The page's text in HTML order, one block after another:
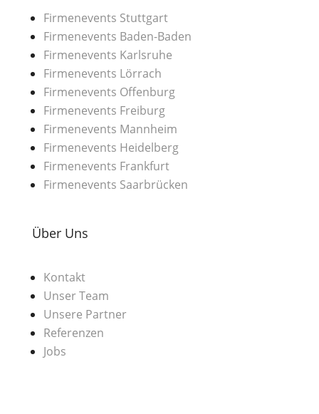
Firmenevents Stuttgart
Firmenevents Baden-Baden
Firmenevents Karlsruhe
Firmenevents Lörrach
Firmenevents Offenburg
Firmenevents Freiburg
Firmenevents Mannheim
Firmenevents Heidelberg
Firmenevents Frankfurt
Firmenevents Saarbrücken
Über Uns
Kontakt
Unser Team
Unsere Partner
Referenzen
Jobs